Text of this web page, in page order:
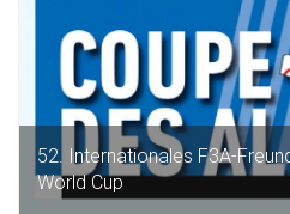
52. Internationales F3A-
World Cup